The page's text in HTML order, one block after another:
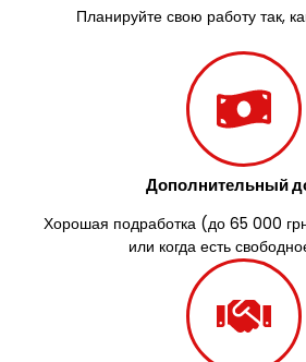
Планируйте свою работу так,
Дополнительный
Хорошая подработка (до 65 000
или когда есть
Зазимье